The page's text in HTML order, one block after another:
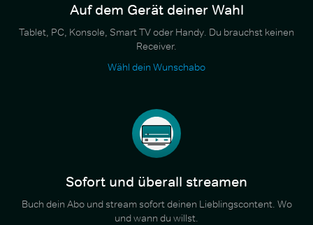
Auf dem Gerät deiner Wahl
Tablet, PC, Konsole, Smart TV oder Handy. Du brauchst keinen
Receiver.
Wähl dein Wunschabo
Sofort und überall streamen
Buch dein Abo und stream sofort deinen Lieblingscontent. Wo
und wann du willst.